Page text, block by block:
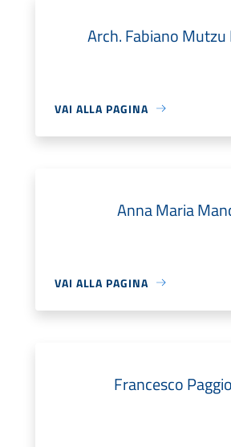
Arch. Fabiano
VAI ALLA PAGINA
Anna Maria
VAI ALLA PAGINA
Francesco